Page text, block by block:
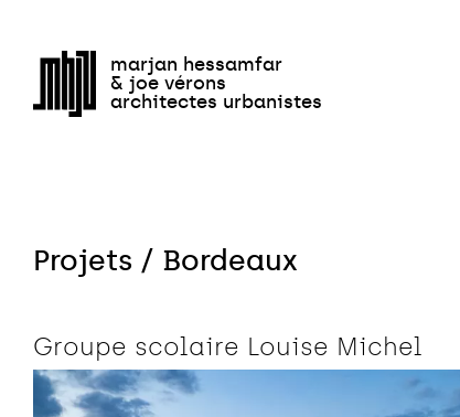
marjan hessamfar
& joe vérons
architectes urbanistes
Projets / Bordeaux
Groupe scolaire Louise Michel
Aménagement urbain
Enseignement